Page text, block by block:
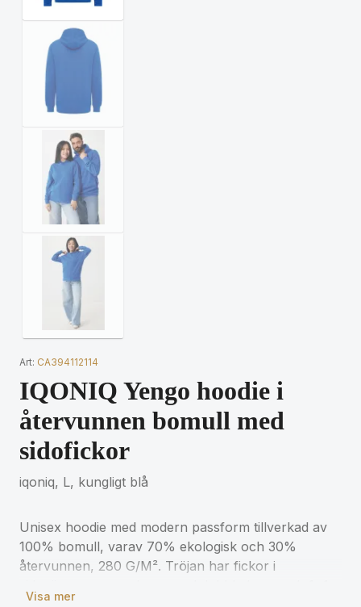
Art: CA394112114
IQONIQ Yengo hoodie i
återvunnen bomull med
sidofickor
iqoniq, L, kungligt blå
Unisex hoodie med modern passform tillverkad av
100% bomull, varav 70% ekologisk och 30%
återvunnen, 280 G/M². Tröjan har fickor i
Visa mer